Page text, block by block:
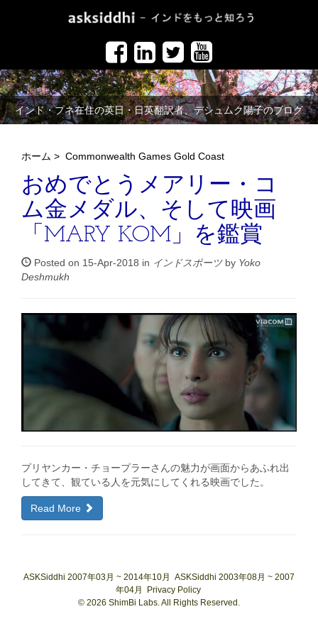
インド・プネ在住の英日・日英翻訳者、デシュムク陽子のブログ
ホーム > Commonwealth Games Gold Coast
おめでとうメアリー・コ
ム金メダル、そして映画
「MARY KOM」を鑑賞
Posted on 15-Apr-2018 in インドスポーツby Yoko
Deshmukh
プリヤンカー・チョープラーさんの魅力が画面からあふれ出
してきて、観ている人を元気にしてくれる映画でした。
Read More
ASKSiddhi 2007年03月 ~ 2014年10月
ASKSiddhi 2003年08月 ~ 2007
年04月
Privacy Policy
© 2026 ShimBi Labs. All Rights Reserved.